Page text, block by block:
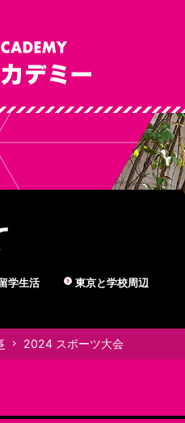
理事長
総合日
学生活
東京と学校周辺
2024 スポーツ大会